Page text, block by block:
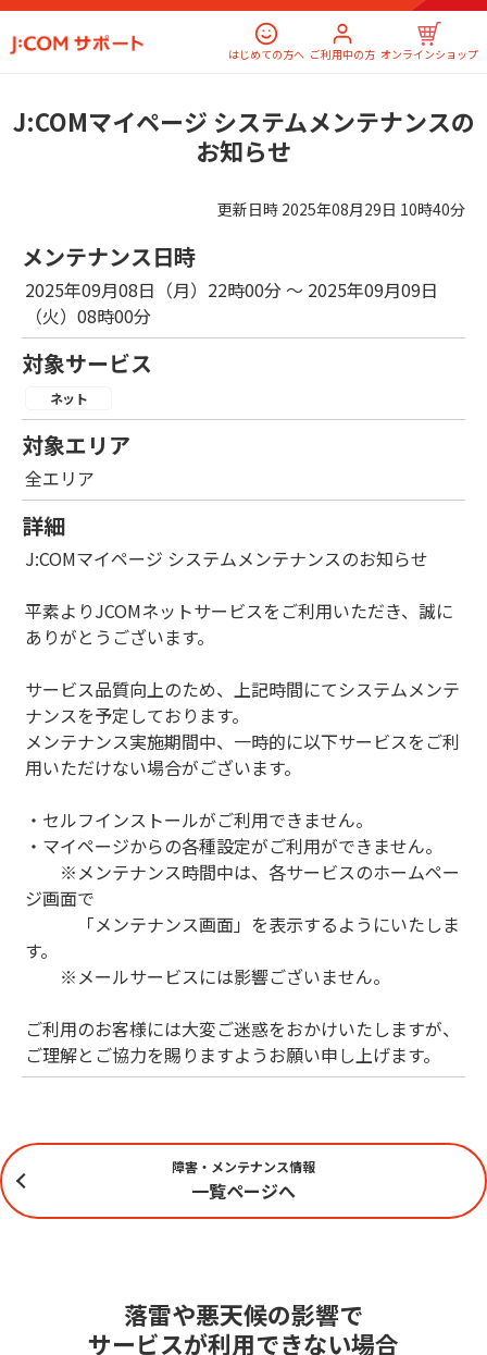
はじめての方へ ご利用中の方 オンラインショップ
J:COMマイページ システムメンテナンスの
お知らせ
更新日時 2025年08月29日 10時40分
メンテナンス日時
2025年09月08日（月）22時00分 ～ 2025年09月09日
（火）08時00分
対象サービス
ネット
対象エリア
全エリア
詳細
J:COMマイページ システムメンテナンスのお知らせ
平素よりJCOMネットサービスをご利用いただき、誠に
ありがとうございます。
サービス品質向上のため、上記時間にてシステムメンテ
ナンスを予定しております。
メンテナンス実施期間中、一時的に以下サービスをご利
用いただけない場合がございます。
・セルフインストールがご利用できません。
・マイページからの各種設定がご利用ができません。
※メンテナンス時間中は、各サービスのホームペー
ジ画面で
「メンテナンス画面」を表示するようにいたしま
す。
※メールサービスには影響ございません。
ご利用のお客様には大変ご迷惑をおかけいたしますが、
ご理解とご協力を賜りますようお願い申し上げます。
障害・メンテナンス情報
一覧ページへ
落雷や悪天候の影響で
サービスが利用できない場合